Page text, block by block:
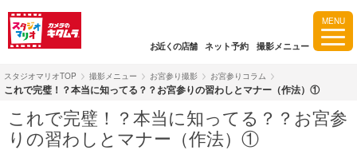
MENU
お近くの店舗 ネット予約 撮影メニュー
スタジオマリオTOP 撮影メニュー お宮参り撮影 お宮参りコラム
これで完璧！？本当に知ってる？？お宮参りの習わしとマナー（作法）①
これで完璧！？本当に知ってる？？お宮参
りの習わしとマナー（作法）①